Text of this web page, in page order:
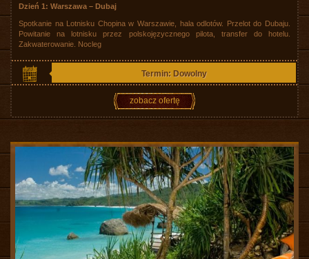
Dzień 1: Warszawa – Dubaj
Spotkanie na Lotnisku Chopina w Warszawie, hala odlotów. Przelot do Dubaju.
Powitanie na lotnisku przez polskojęzycznego pilota, transfer do hotelu.
Zakwaterowanie. Nocleg
Termin: Dowolny
zobacz ofertę